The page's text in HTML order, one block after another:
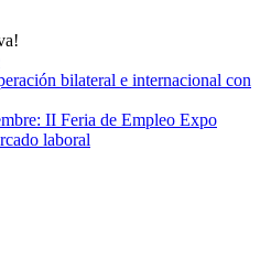
bilateral e internacional con
II Feria de Empleo Expo
laboral